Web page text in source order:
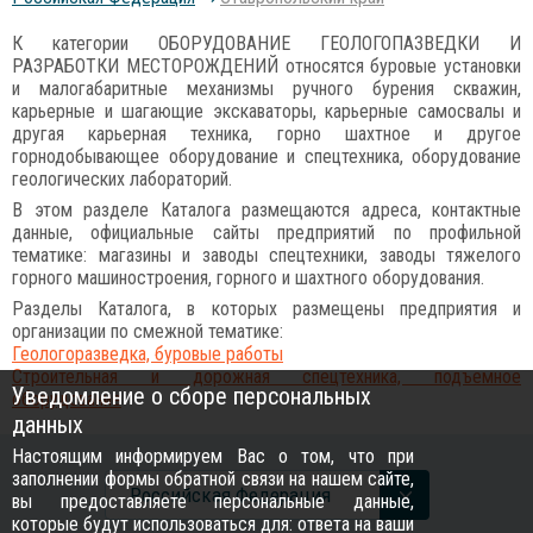
К категории ОБОРУДОВАНИЕ ГЕОЛОГОПАЗВЕДКИ И
РАЗРАБОТКИ МЕСТОРОЖДЕНИЙ относятся буровые установки
и малогабаритные механизмы ручного бурения скважин,
карьерные и шагающие экскаваторы, карьерные самосвалы и
другая карьерная техника, горно шахтное и другое
горнодобывающее оборудование и спецтехника, оборудование
геологических лабораторий.
В этом разделе Каталога размещаются адреса, контактные
данные, официальные сайты предприятий по профильной
тематике: магазины и заводы спецтехники, заводы тяжелого
горного машиностроения, горного и шахтного оборудования.
Разделы Каталога, в которых размещены предприятия и
организации по смежной тематике:
Геологоразведка, буровые работы
Строительная и дорожная спецтехника, подъемное
оборудование
Российcкая Федерация
Уведомление о сборе персональных
данных
Настоящим информируем Вас о том, что при
заполнении формы обратной связи на нашем сайте,
вы предоставляете персональные данные,
которые будут использоваться для: ответа на ваши